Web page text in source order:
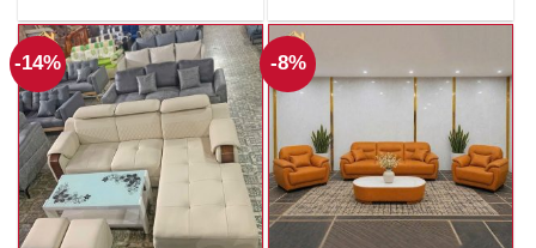
là:
5,500,000₫.
tại
là:
4,000,000₫.
là:
tại
-14% -8%